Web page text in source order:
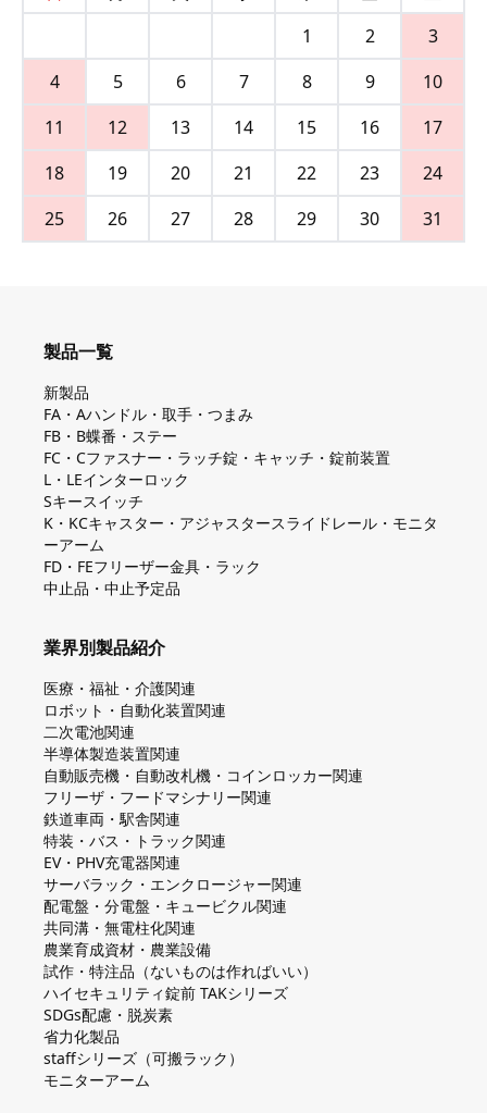
1
2
3
4
5 6 7 8 9
10
11
12 13 14 15 16
17
18
19 20 21 22 23
24
25
26 27 28 29 30 31
製品一覧
新製品
FA・Aハンドル・取手・つまみ
FB・B蝶番・ステー
FC・Cファスナー・ラッチ錠・キャッチ・錠前装置
L・LEインターロック
Sキースイッチ
K・KCキャスター・アジャスタースライドレール・モニタ
ーアーム
FD・FEフリーザー金具・ラック
中止品・中止予定品
業界別製品紹介
医療・福祉・介護関連
ロボット・自動化装置関連
二次電池関連
半導体製造装置関連
自動販売機・自動改札機・コインロッカー関連
フリーザ・フードマシナリー関連
鉄道車両・駅舎関連
特装・バス・トラック関連
EV・PHV充電器関連
サーバラック・エンクロージャー関連
配電盤・分電盤・キュービクル関連
共同溝・無電柱化関連
農業育成資材・農業設備
試作・特注品（ないものは作ればいい）
ハイセキュリティ錠前 TAKシリーズ
SDGs配慮・脱炭素
省力化製品
staffシリーズ（可搬ラック）
モニターアーム